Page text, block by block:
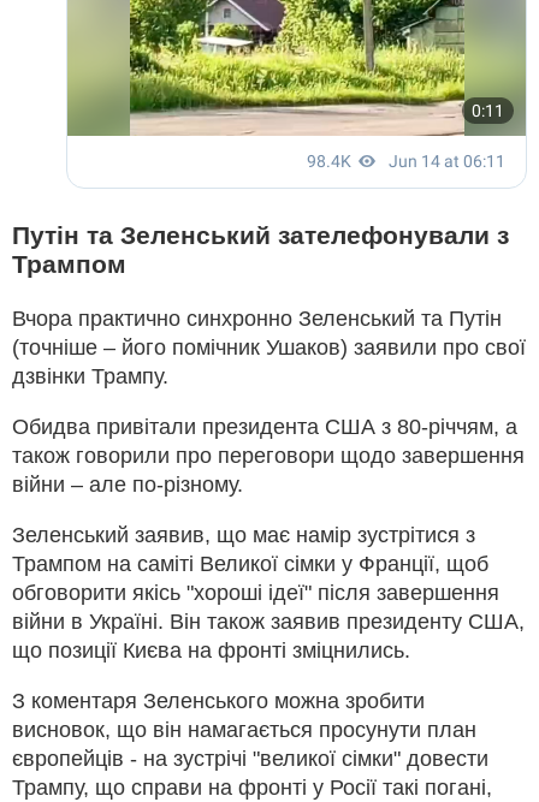
Путін та Зеленський зателефонували з
Трампом
Вчора практично синхронно Зеленський та Путін
(точніше – його помічник Ушаков) заявили про свої
дзвінки Трампу.
Обидва привітали президента США з 80-річчям, а
також говорили про переговори щодо завершення
війни – але по-різному.
Зеленський заявив, що має намір зустрітися з
Трампом на саміті Великої сімки у Франції, щоб
обговорити якісь "хороші ідеї" після завершення
війни в Україні. Він також заявив президенту США,
що позиції Києва на фронті зміцнились.
З коментаря Зеленського можна зробити
висновок, що він намагається просунути план
європейців - на зустрічі "великої сімки" довести
Трампу, що справи на фронті у Росії такі погані,